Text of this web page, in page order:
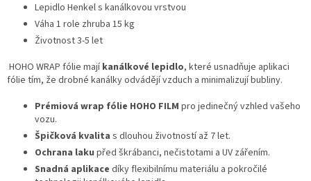
Lepidlo Henkel s kanálkovou vrstvou
Váha 1 role zhruba 15 kg
Životnost 3-5 let
HOHO WRAP fólie majíkanálkové lepidlo, které usnadňuje aplikaci
fólie tím, že drobné kanálky odvádějí vzduch a minimalizují bubliny.
Prémiová wrap fólie HOHO FILM pro jedinečný vzhled vašeho
vozu.
Špičková kvalita s dlouhou životností až 7 let.
Ochrana laku před škrábanci, nečistotami a UV zářením.
Snadná aplikace díky flexibilnímu materiálu a pokročilé